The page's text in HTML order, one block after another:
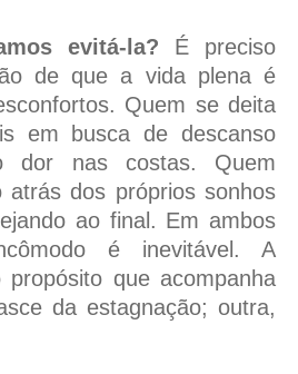
evitá-la? É preciso
de que a vida plena é
Quem se deita
em busca de descanso
dor nas costas. Quem
atrás dos próprios sonhos
ao final. Em ambos
é inevitável. A
que acompanha
da estagnação; outra,